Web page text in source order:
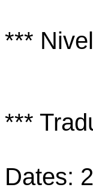
***
***
Dates: